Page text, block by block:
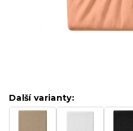
Další varianty: